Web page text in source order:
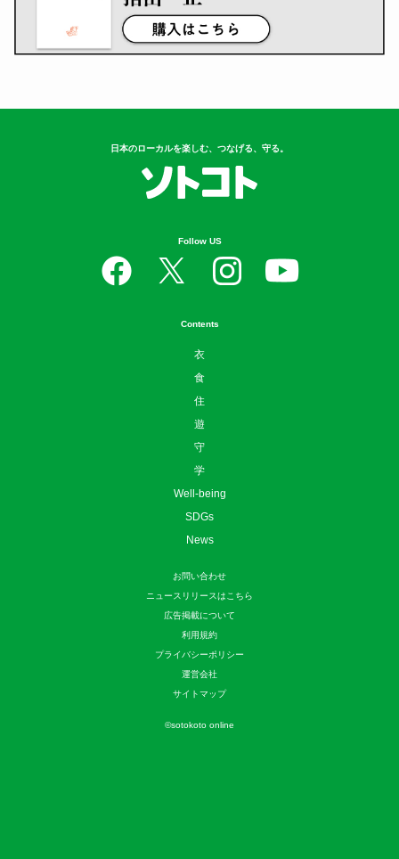
日本のローカルを楽しむ、つなげる、守る。
Follow US
Contents
衣
食
住
遊
守
学
Well-being
SDGs
News
お問い合わせ
ニュースリリースはこちら
広告掲載について
利用規約
プライバシーポリシー
運営会社
サイトマップ
©sotokoto online